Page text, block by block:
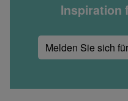
Inspiration
Melden Sie sich